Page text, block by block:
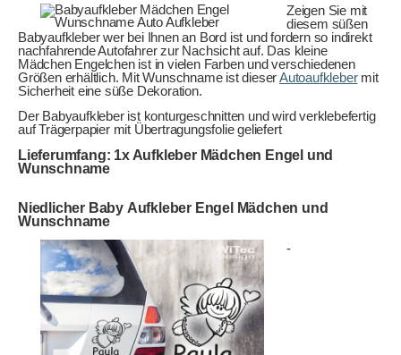
Zeigen Sie mit
diesem süßen
Babyaufkleber wer bei Ihnen an Bord ist und fordern so indirekt
nachfahrende Autofahrer zur Nachsicht auf. Das kleine
Mädchen Engelchen ist in vielen Farben und verschiedenen
Größen erhältlich. Mit Wunschname ist dieserAutoaufklebermit
Sicherheit eine süße Dekoration.
Der Babyaufkleber ist konturgeschnitten und wird verklebefertig
auf Trägerpapier mit Übertragungsfolie geliefert
Lieferumfang: 1x Aufkleber Mädchen Engel und
Wunschname
Niedlicher Baby Aufkleber Engel Mädchen und
Wunschname
-